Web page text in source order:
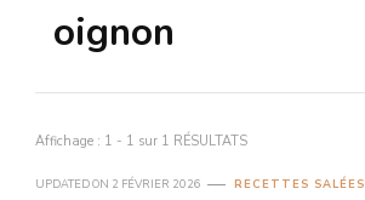
oignon
Affichage : 1 - 1 sur 1 RÉSULTATS
UPDATED ON 2 FÉVRIER 2026 RECETTES SALÉES